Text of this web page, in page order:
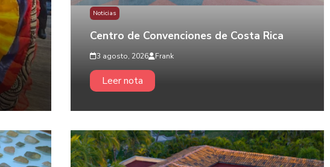
Noticias
Centro de Convenciones de Costa Rica
3 agosto, 2026 Frank
Leer nota